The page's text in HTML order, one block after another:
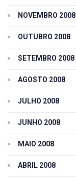
NOVEMBRO 2008
OUTUBRO 2008
SETEMBRO 2008
AGOSTO 2008
JULHO 2008
JUNHO 2008
MAIO 2008
ABRIL 2008